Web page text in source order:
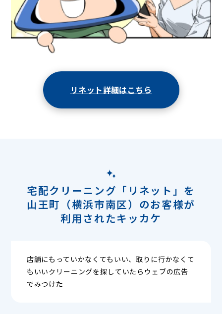
リネット詳細はこちら
宅配クリーニング「リネット」を
山王町（横浜市南区）のお客様が
利用されたキッカケ
店舗にもっていかなくてもいい、取りに行かなくて
もいいクリーニングを探していたらウェブの広告
でみつけた